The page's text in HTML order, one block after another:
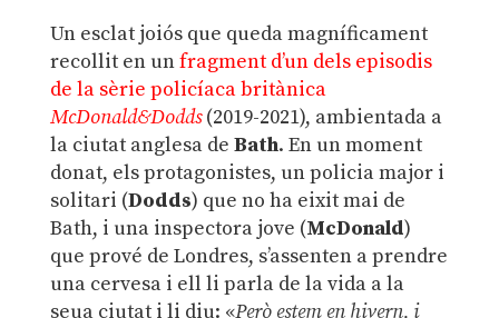
Un esclat joiós que queda magníficament
recollit en unfragment d’un dels episodis
de la sèrie policíaca britànica
McDonald&Dodds(2019-2021), ambientada a
la ciutat anglesa de Bath. En un moment
donat, els protagonistes, un policia major i
solitari (Dodds) que no ha eixit mai de
Bath, i una inspectora jove (McDonald)
que prové de Londres, s’assenten a prendre
una cervesa i ell li parla de la vida a la
seua ciutat i li diu: «Peròestem en hivern, i